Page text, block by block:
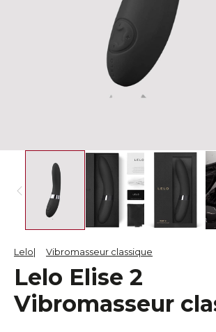
Lelo Vibromasseur classique
Lelo Elise 2
Vibromasseur